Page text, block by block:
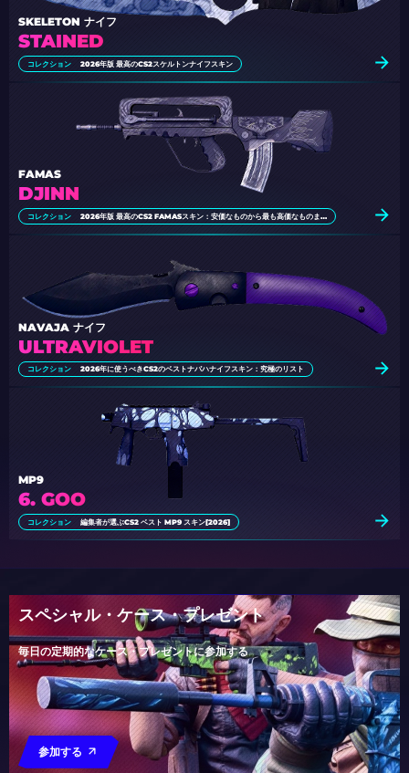
STAINED
SKELETON ナイフ
コレクション 2026年版 最高のCS2スケルトンナイフスキン
DJINN
FAMAS
コレクション 2026年版 最高のCS2 FAMASスキン：安価なものから最も高価なものまで
ULTRAVIOLET
NAVAJA ナイフ
コレクション 2026年に使うべきCS2のベストナバハナイフスキン：究極のリスト
6. GOO
MP9
コレクション 編集者が選ぶCS2 ベスト MP9 スキン[2026]
スペシャル・ケース・プレゼント
毎日の定期的なケース・プレゼントに参加する
参加する